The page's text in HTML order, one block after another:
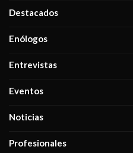
Destacados
Enólogos
Entrevistas
Eventos
Noticias
Profesionales